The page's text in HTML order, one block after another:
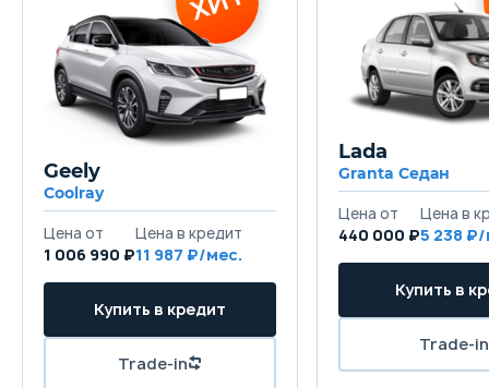
Geely
Coolray
1 006 990 ₽11 987
Lada
Granta Седан
440 000 ₽5 238